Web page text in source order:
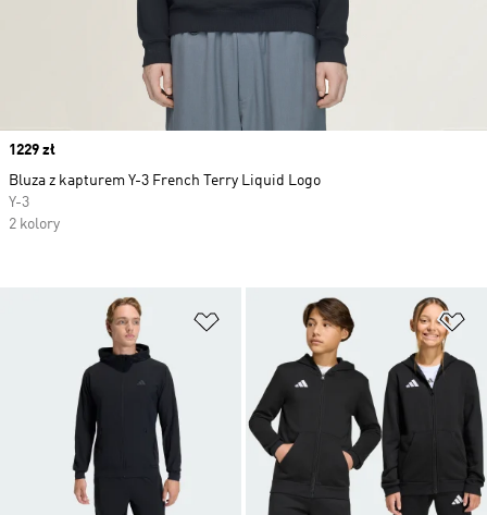
Dodaj do listy życzeń
Price
1229 zł
Bluza z kapturem Y-3 French Terry Liquid Logo
Y-3
2 kolory